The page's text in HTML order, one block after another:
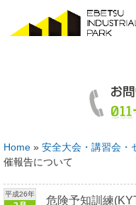
Home » 安全大会・講習会・
催報告について
平成26年
危険予知訓練